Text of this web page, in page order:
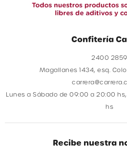
Confitería
2400 2859
Magallanes 1434, esq.
Lunes a Sábado de 09:00 a 20:00
hs
Recibe nuestra